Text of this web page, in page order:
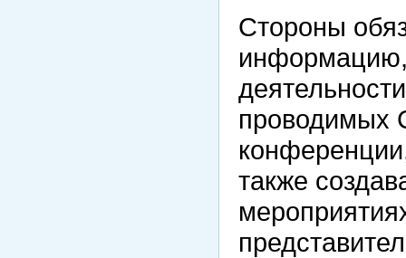
Стороны
проводимых
также